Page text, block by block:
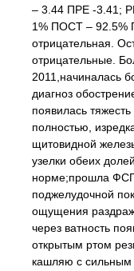
– 3.44 ПРЕ -3.41;
1% ПОСТ – 92.5%
отрицательная.
отрицательные.
2011,начиналась
диагноз
появилась
полностью,
щитовидной
узелки обеих
норме;прошла
поджелудочной
ощущения
через ватность
открытым ртом
кашляю с